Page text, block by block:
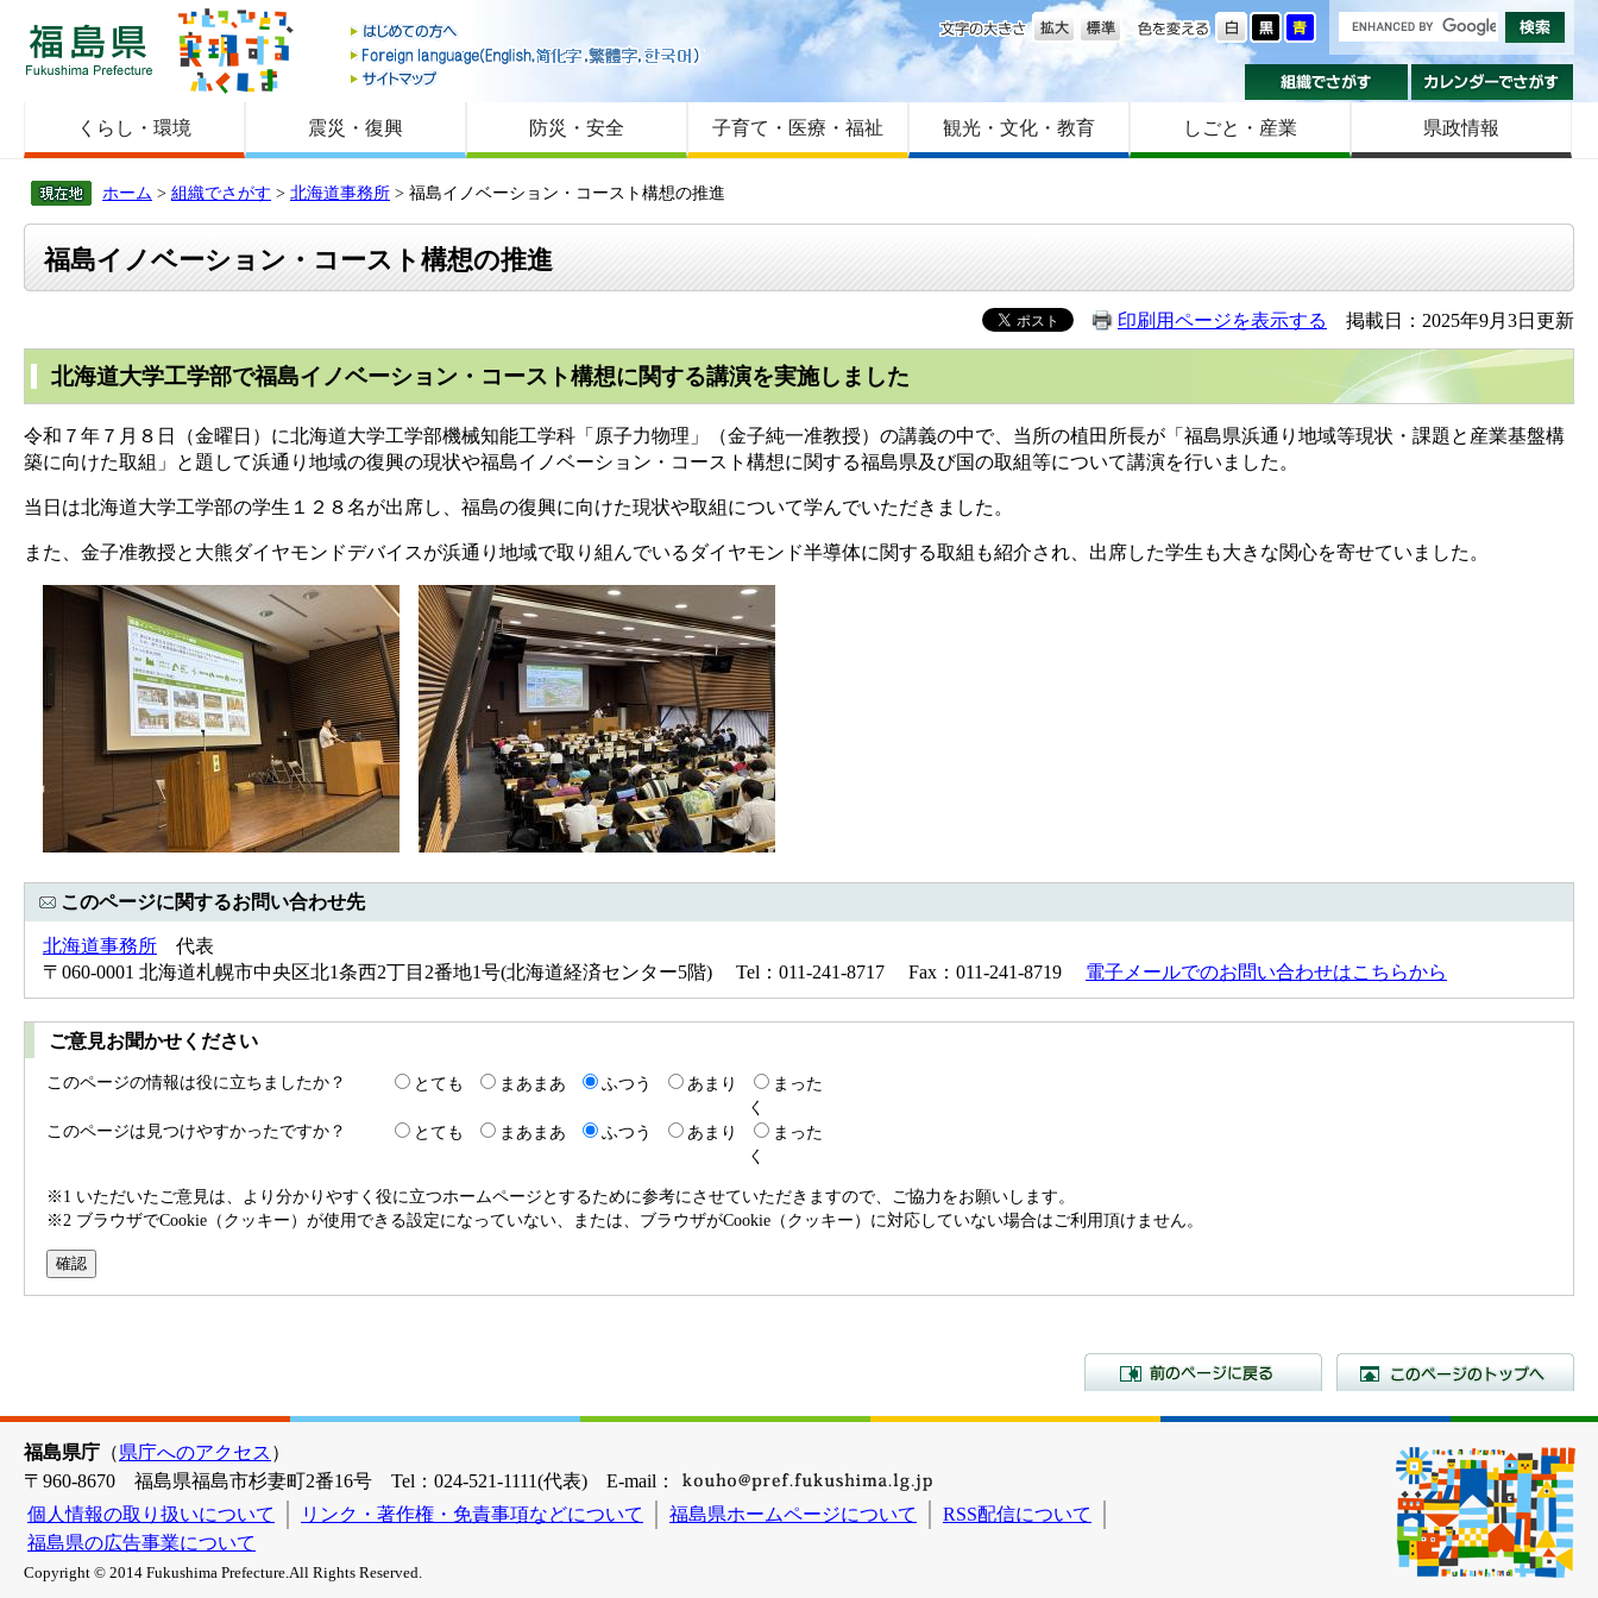
福島県
はじめての方へ
Foreign language
サイトマップ
色を変える
文字の大きさ
組織でさがす
くらし・環境 震災・復興 防災・安全 子育て・医療・福祉 観光・文化・教育 しごと・産業 県政情報
ホーム > 組織でさがす > 北海道事務所 > 福島イノベーション・コースト構想の推進
福島イノベーション・コースト構想の推進
印刷用ページを表示する 掲載日：2025年9月3日更新
北海道大学工学部で福島イノベーション・コースト構想に関する講演を実施しました
令和７年７月８日（金曜日）に北海道大学工学部機械知能工学科「原子力物理」（金子純一准教授）の講義の中で、当所の植田所長が「福島県浜通り地域等現状・課題と産業基盤構
築に向けた取組」と題して浜通り地域の復興の現状や福島イノベーション・コースト構想に関する福島県及び国の取組等について講演を行いました。
当日は北海道大学工学部の学生１２８名が出席し、福島の復興に向けた現状や取組について学んでいただきました。
また、金子准教授と大熊ダイヤモンドデバイスが浜通り地域で取り組んでいるダイヤモンド半導体に関する取組も紹介され、出席した学生も大きな関心を寄せていました。
このページに関するお問い合わせ先
北海道事務所 代表
〒060-0001 北海道札幌市中央区北1条西2丁目2番地1号(北海道経済センター5階) Tel：011-241-8717 Fax：011-241-8719 電子メールでのお問い合わせはこちらから
ご意見お聞かせください
このページの情報は役に立ちましたか？ とても まあまあ ふつう あまり
まった
く
このページは見つけやすかったですか？
とても まあまあ ふつう あまり
まった
く
※1 いただいたご意見は、より分かりやすく役に立つホームページとするために参考にさせていただきますので、ご協力をお願いします。
※2 ブラウザでCookie（クッキー）が使用できる設定になっていない、または、ブラウザがCookie（クッキー）に対応していない場合はご利用頂けません。
前のページに戻る
福島県庁 （県庁へのアクセス ）
〒960-8670 福島県福島市杉妻町2番16号 Tel：024-521-1111(代表) E-mail：
個人情報の取り扱いについて
リンク・著作権・免責事項などについて 福島県ホームページについて
RSS配信について
福島県の広告事業について
Copyright © 2014 Fukushima Prefecture.All Rights Reserved.